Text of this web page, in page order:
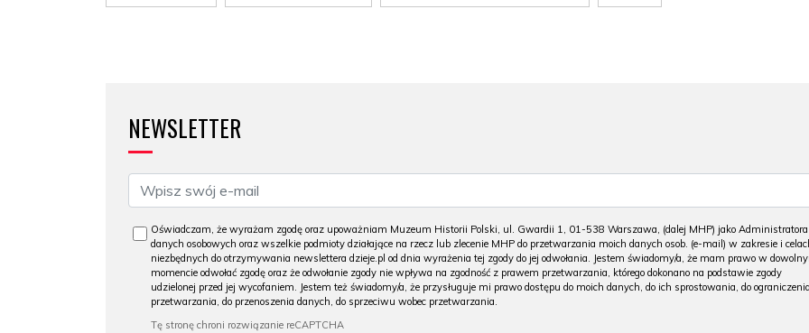
NEWSLETTER
Oświadczam, że wyrażam zgodę oraz upoważniam Muzeum Historii Polski, ul. Gwardii 1, 01-538 Warszawa, (dalej MHP) jako Administratora
danych osobowych oraz wszelkie podmioty działające na rzecz lub zlecenie MHP do przetwarzania moich danych osob. (e-mail) w zakresie i
niezbędnych do otrzymywania newslettera dzieje.pl od dnia wyrażenia tej zgody do jej odwołania. Jestem świadomy/a, że mam prawo w
momencie odwołać zgodę oraz że odwołanie zgody nie wpływa na zgodność z prawem przetwarzania, którego dokonano na podstawie zgody
udzielonej przed jej wycofaniem. Jestem też świadomy/a, że przysługuje mi prawo dostępu do moich danych, do ich sprostowania, do ograniczenia
przetwarzania, do przenoszenia danych, do sprzeciwu wobec przetwarzania.